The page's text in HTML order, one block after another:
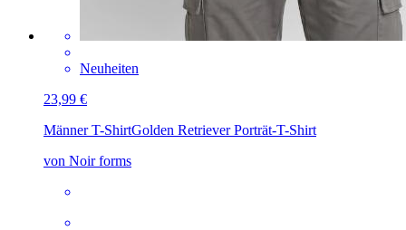
Neuheiten
23,99 €
Männer T-ShirtGolden Retriever Porträt-T-Shirt
von Noir forms